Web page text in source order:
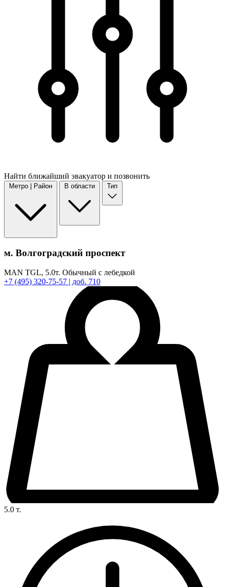
Найти ближайший эвакуатор и позвонить
Метро | Район В области Тип
м. Волгоградский проспект
MAN TGL, 5.0т. Обычный с лебедкой
+7 (495) 320-75-57 | доб. 710
5.0 т.